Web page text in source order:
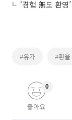
‘경험 無도 환영
#유가 #환율
좋아요
0